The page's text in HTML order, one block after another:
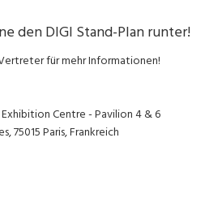
den DIGI Stand-Plan runter!
für mehr Informationen!
Centre - Pavilion 4 & 6
75015 Paris, Frankreich